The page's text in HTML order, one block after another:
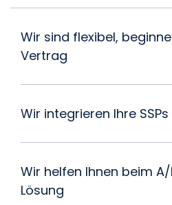
Wir sind flexibel,
Vertrag
Wir integrieren Ihre SSPs
Wir helfen Ihnen beim
Lösung